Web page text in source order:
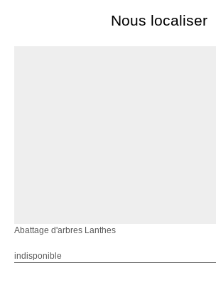
Nous localiser
Abattage d'arbres Lanthes
indisponible